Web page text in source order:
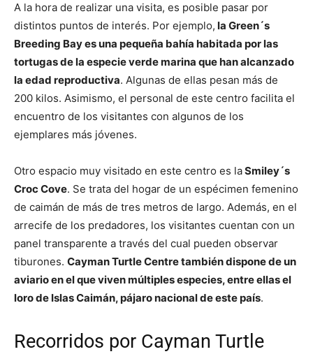
A la hora de realizar una visita, es posible pasar por
distintos puntos de interés. Por ejemplo, la Green´s
Breeding Bay es una pequeña bahía habitada por las
tortugas de la especie verde marina que han alcanzado
la edad reproductiva. Algunas de ellas pesan más de
200 kilos. Asimismo, el personal de este centro facilita el
encuentro de los visitantes con algunos de los
ejemplares más jóvenes.
Otro espacio muy visitado en este centro es laSmiley´s
Croc Cove. Se trata del hogar de un espécimen femenino
de caimán de más de tres metros de largo. Además, en el
arrecife de los predadores, los visitantes cuentan con un
panel transparente a través del cual pueden observar
tiburones. Cayman Turtle Centre también dispone de un
aviario en el que viven múltiples especies, entre ellas el
loro de Islas Caimán, pájaro nacional de este país.
Recorridos por Cayman Turtle